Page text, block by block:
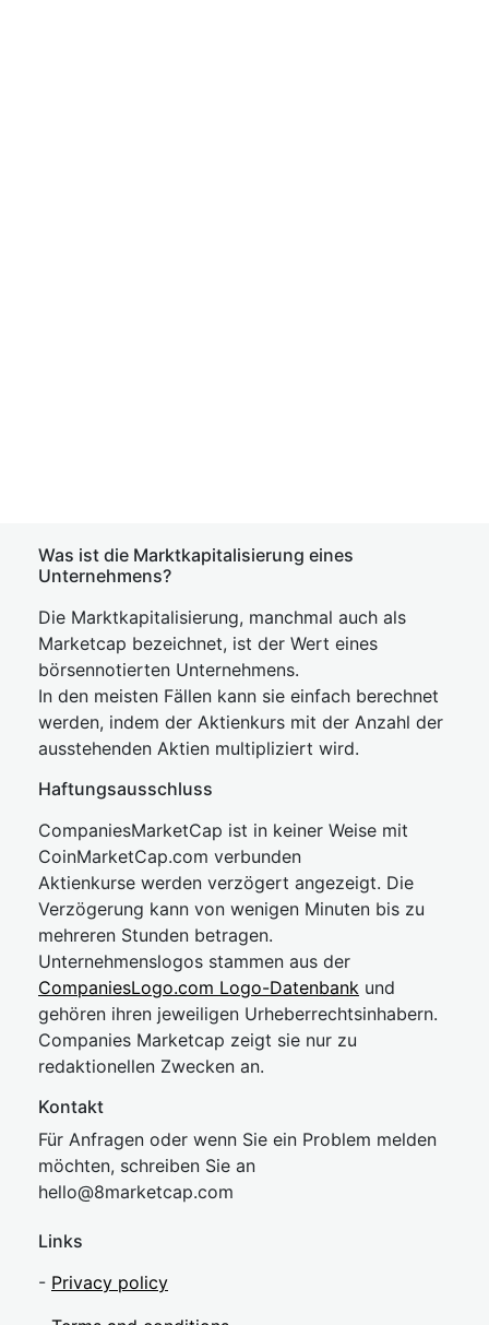
Was ist die Marktkapitalisierung eines
Unternehmens?
Die Marktkapitalisierung, manchmal auch als
Marketcap bezeichnet, ist der Wert eines
börsennotierten Unternehmens.
In den meisten Fällen kann sie einfach berechnet
werden, indem der Aktienkurs mit der Anzahl der
ausstehenden Aktien multipliziert wird.
Haftungsausschluss
CompaniesMarketCap ist in keiner Weise mit
CoinMarketCap.com verbunden
Aktienkurse werden verzögert angezeigt. Die
Verzögerung kann von wenigen Minuten bis zu
mehreren Stunden betragen.
Unternehmenslogos stammen aus der
CompaniesLogo.com Logo-Datenbank und
gehören ihren jeweiligen Urheberrechtsinhabern.
Companies Marketcap zeigt sie nur zu
redaktionellen Zwecken an.
Kontakt
Für Anfragen oder wenn Sie ein Problem melden
möchten, schreiben Sie an
hello@8marketcap.com
Links
- Privacy policy